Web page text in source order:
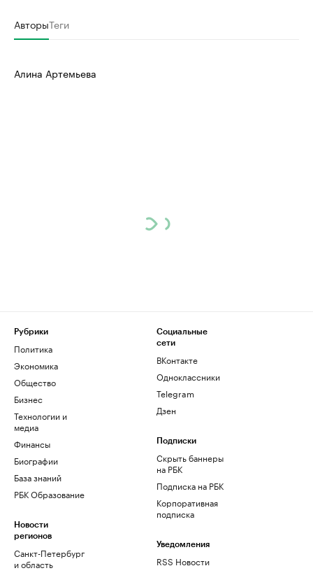
АвторыТеги
Алина Артемьева
Рубрики
Политика
Экономика
Общество
Бизнес
Технологии и
медиа
Финансы
Биографии
База знаний
РБК Образование
Новости
регионов
Санкт-Петербург
и область
Социальные
сети
ВКонтакте
Одноклассники
Telegram
Дзен
Подписки
Скрыть баннеры
на РБК
Подписка на РБК
Корпоративная
подписка
Уведомления
RSS Новости